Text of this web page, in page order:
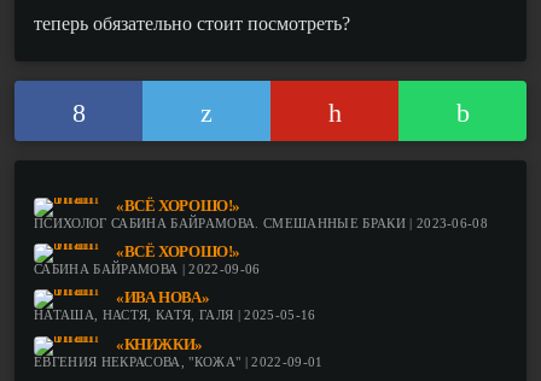
теперь обязательно стоит посмотреть?
«ВСЁ ХОРОШО!»
ПСИХОЛОГ САБИНА БАЙРАМОВА. СМЕШАННЫЕ БРАКИ | 2023-06-08
«ВСЁ ХОРОШО!»
САБИНА БАЙРАМОВА | 2022-09-06
«ИВА НОВА»
НАТАША, НАСТЯ, КАТЯ, ГАЛЯ | 2025-05-16
«КНИЖКИ»
ЕВГЕНИЯ НЕКРАСОВА, "КОЖА" | 2022-09-01